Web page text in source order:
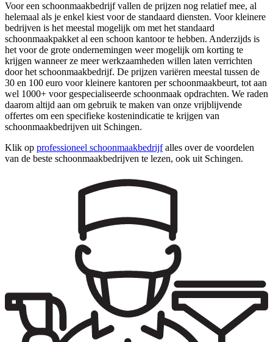
Voor een schoonmaakbedrijf vallen de prijzen nog relatief mee, al
helemaal als je enkel kiest voor de standaard diensten. Voor kleinere
bedrijven is het meestal mogelijk om met het standaard
schoonmaakpakket al een schoon kantoor te hebben. Anderzijds is
het voor de grote ondernemingen weer mogelijk om korting te
krijgen wanneer ze meer werkzaamheden willen laten verrichten
door het schoonmaakbedrijf. De prijzen variëren meestal tussen de
30 en 100 euro voor kleinere kantoren per schoonmaakbeurt, tot aan
wel 1000+ voor gespecialiseerde schoonmaak opdrachten. We raden
daarom altijd aan om gebruik te maken van onze vrijblijvende
offertes om een specifieke kostenindicatie te krijgen van
schoonmaakbedrijven uit Schingen.
Klik op professioneel schoonmaakbedrijfalles over de voordelen
van de beste schoonmaakbedrijven te lezen, ook uit Schingen.